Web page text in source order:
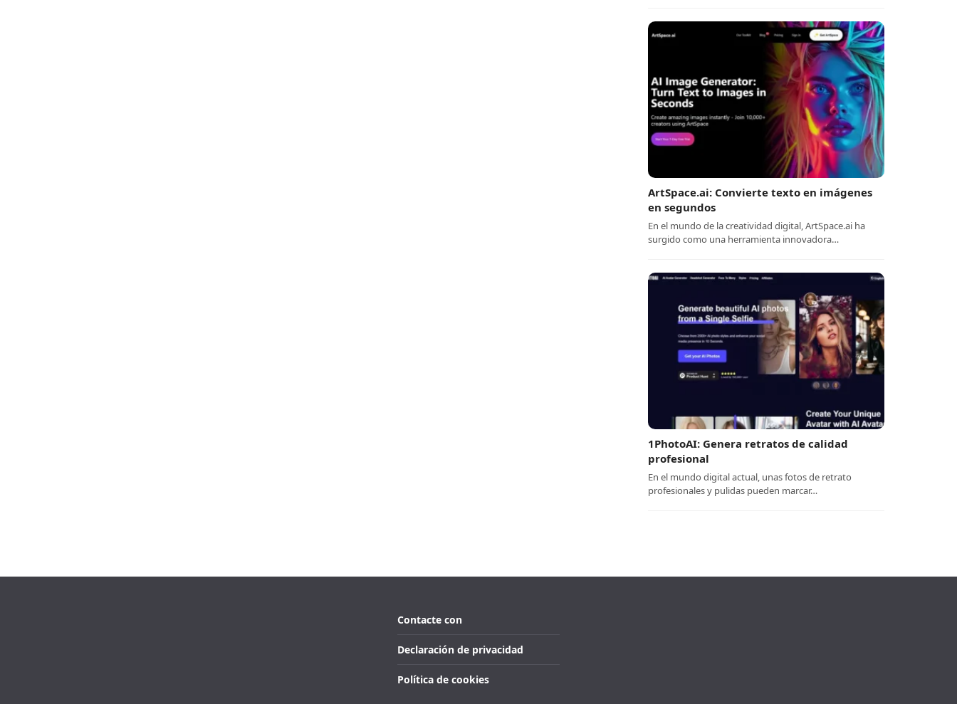
ArtSpace.ai: Convierte texto en imágenes
en segundos
En el mundo de la creatividad digital, ArtSpace.ai ha
surgido como una herramienta innovadora…
1PhotoAI: Genera retratos de calidad
profesional
En el mundo digital actual, unas fotos de retrato
profesionales y pulidas pueden marcar…
Contacte con
Declaración de privacidad
Política de cookies